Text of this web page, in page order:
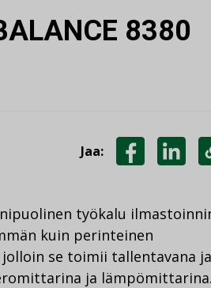
8380
Jaa:
työkalu
kuin perinteinen
se toimii tallentavana ja
ja lämpömittarina.